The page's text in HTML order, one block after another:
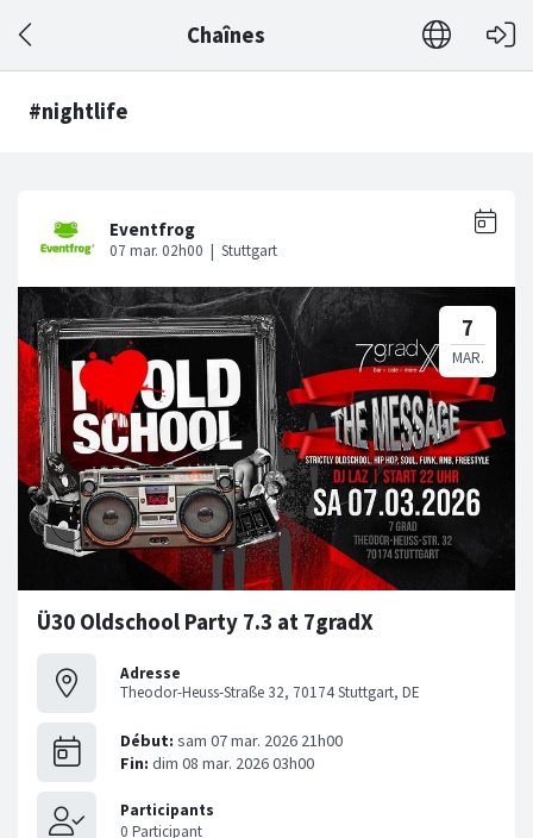
Chaînes
#nightlife
Ü30 Oldschool Party 7.3 at 7gradX
Adresse
Theodor-Heuss-Straße 32, 70174 Stuttgart, DE